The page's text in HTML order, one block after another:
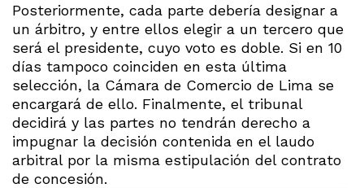
Posteriormente, cada parte debería designar a
un árbitro, y entre ellos elegir a un tercero que
será el presidente, cuyo voto es doble. Si en 10
días tampoco coinciden en esta última
selección, la Cámara de Comercio de Lima se
encargará de ello. Finalmente, el tribunal
decidirá y las partes no tendrán derecho a
impugnar la decisión contenida en el laudo
arbitral por la misma estipulación del contrato
de concesión.